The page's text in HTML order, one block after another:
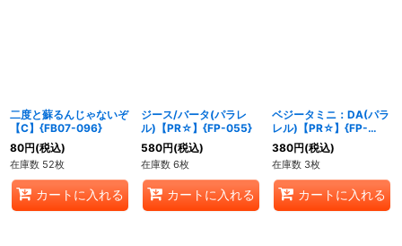
二度と蘇るんじゃないぞ
【C】{FB07-096}
80円(税込)
在庫数 52枚
カートに入れる
ジース/バータ(パラレ
ル)【PR☆】{FP-055}
580円(税込)
在庫数 6枚
カートに入れる
ベジータミニ：DA(パラ
レル)【PR☆】{FP-
047}
380円(税込)
在庫数 3枚
カートに入れる